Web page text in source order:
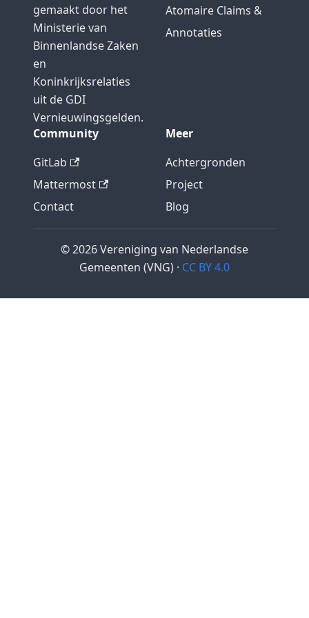
gemaakt door het
Ministerie van
Binnenlandse Zaken
en
Koninkrijksrelaties
uit de GDI
Vernieuwingsgelden.
Atomaire Claims &
Annotaties
Community
GitLab
Mattermost
Contact
Meer
Achtergronden
Project
Blog
© 2026 Vereniging van Nederlandse
Gemeenten (VNG) · CC BY 4.0